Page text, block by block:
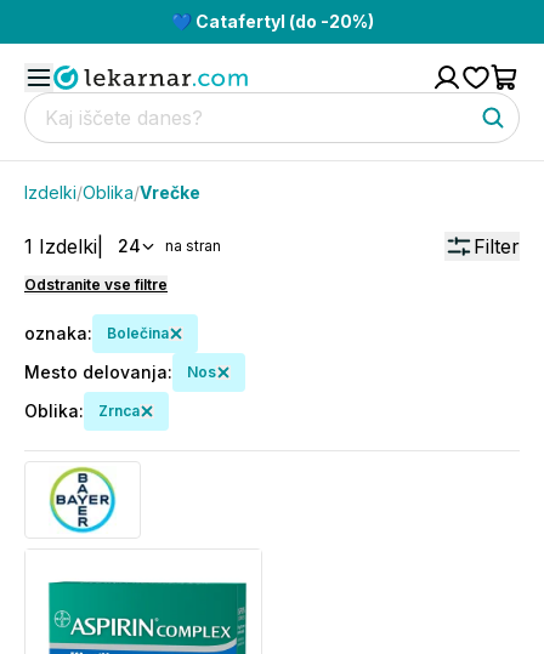
💙 Catafertyl (do -20%)
Izdelki/Oblika/Vrečke
1 Izdelki 24 na stran Filter
Odstranite vse filtre
oznaka: Bolečina
Mesto delovanja: Nos
Oblika: Zrnca